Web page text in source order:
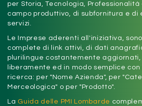
per Storia, Tecnologia,
campo produttivo, di subfornitura e di
servizi.
Le Imprese aderenti all'iniziativa,
complete di link attivi, di dati
plurilingue costantemente aggiornati,
liberamente ed in modo semplice con
ricerca: per "Nome Azienda", per
Merceologica" o per "Prodotto".
La Guida delle PMI Lombarde